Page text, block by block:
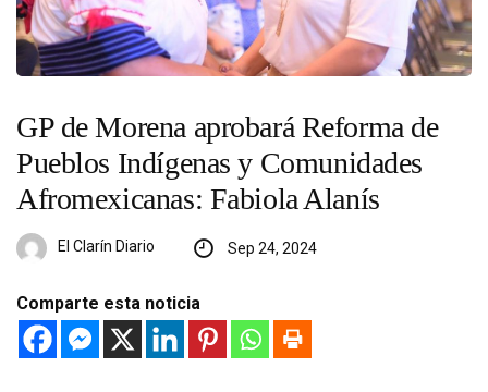
GP de Morena aprobará Reforma de
Pueblos Indígenas y Comunidades
Afromexicanas: Fabiola Alanís
El Clarín Diario Sep 24, 2024
Comparte esta noticia